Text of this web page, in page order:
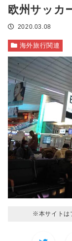
欧州サッカ
2020.03.08
海外旅行関連
※本サイトは